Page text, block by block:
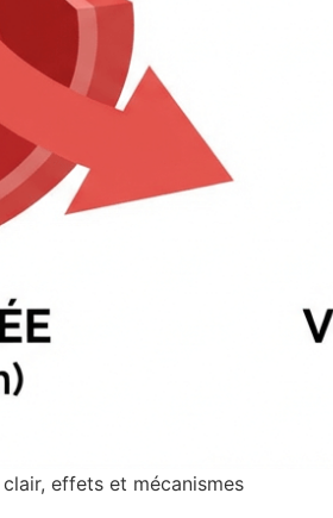
effets et mécanismes